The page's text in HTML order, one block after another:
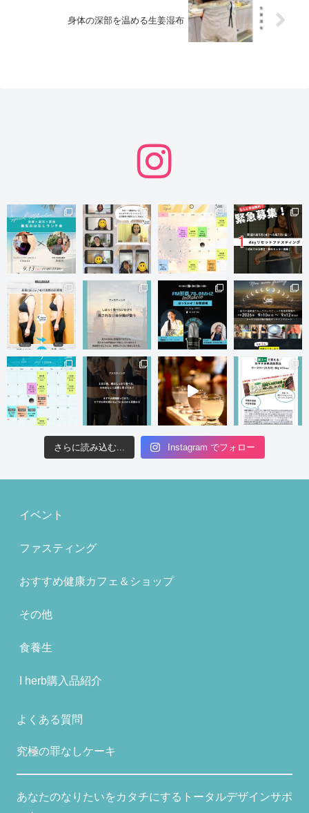
身体の深部を温める生姜湿布
さらに読み込む... Instagram でフォロー
イベント
ファスティング
おすすめ健康カフェ＆ショップ
その他
食養生
I herb購入品紹介
よくある質問
究極の罪なしケーキ
あなたのなりたいをカタチにするトータルデザインサポ